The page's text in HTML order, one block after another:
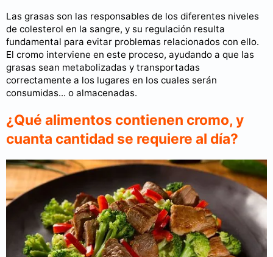
Las grasas son las responsables de los diferentes niveles
de colesterol en la sangre, y su regulación resulta
fundamental para evitar problemas relacionados con ello.
El cromo interviene en este proceso, ayudando a que las
grasas sean metabolizadas y transportadas
correctamente a los lugares en los cuales serán
consumidas... o almacenadas.
¿Qué alimentos contienen cromo, y
cuanta cantidad se requiere al día?